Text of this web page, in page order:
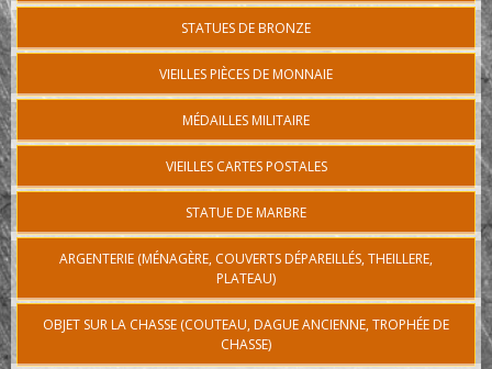
STATUES DE BRONZE
VIEILLES PIÈCES DE MONNAIE
MÉDAILLES MILITAIRE
VIEILLES CARTES POSTALES
STATUE DE MARBRE
ARGENTERIE (MÉNAGÈRE, COUVERTS DÉPAREILLÉS, THEILLERE,
PLATEAU)
OBJET SUR LA CHASSE (COUTEAU, DAGUE ANCIENNE, TROPHÉE DE
CHASSE)